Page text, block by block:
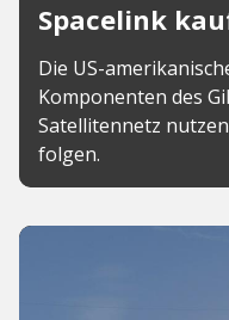
Spacelink
Die US-
Komponenten des
Satellitennetz
folgen.